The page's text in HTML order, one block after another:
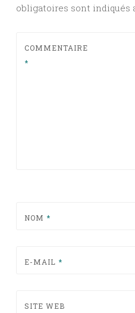
obligatoires sont indiqués
COMMENTAIRE
*
NOM *
E-MAIL *
SITE WEB